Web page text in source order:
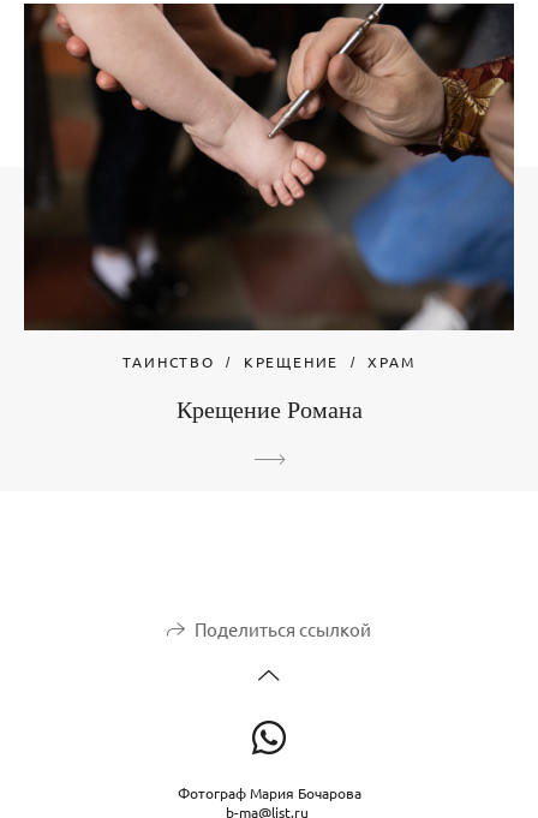
ТАИНСТВО КРЕЩЕНИЕ ХРАМ
Крещение Романа
Поделиться ссылкой
Фотограф Мария Бочарова
b-ma@list.ru